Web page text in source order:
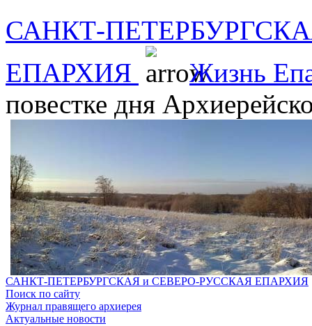
САНКТ-
ЕПАРХИЯ
Жизнь
повестке дня
САНКТ-ПЕТЕРБУРГСКАЯ и СЕВЕРО-РУССКАЯ ЕПАРХИЯ
Поиск по сайту
Журнал правящего архиерея
Актуальные новости